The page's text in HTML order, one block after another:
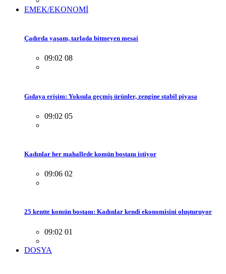
EMEK/EKONOMİ
Çadırda yaşam, tarlada bitmeyen mesai
09:02 08
Gıdaya erişim: Yoksula geçmiş ürünler, zengine stabil piyasa
09:02 05
Kadınlar her mahallede komün bostanı istiyor
09:06 02
25 kentte komün bostanı: Kadınlar kendi ekonomisini oluşturuyor
09:02 01
DOSYA